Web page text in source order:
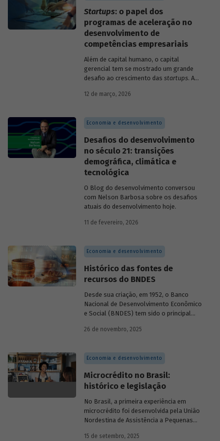
Startups: o papel dos
programas de aceleração no
desenvolvimento de
competências empresariais
Além de capital humano, o capital
gerencial tem se mostrado um grande
desafio ao crescimento das startups. A
como programas de aceleração têm
12 de março, 2026
Economia e desenvolvimento
Desafios do desenvolvimento
no século 21: transições
demográfica, climática e
tecnológica
O Blog do desenvolvimento conversou
com Nelson Barbosa sobre os desafios
atuais do desenvolvimento hoje.
11 de fevereiro, 2026
Economia e desenvolvimento
Histórico das fontes de
recursos do BNDES
Desde sua criação, em 1952, o Banco
Nacional de Desenvolvimento Econômico
e Social (BNDES) tem sido o principal
brasileiro, ocupando um espaço central
da Covid-19, e no combate à emergência
entanto, são necessárias sólidas fontes
de recursos.
26 de novembro, 2025
Economia e desenvolvimento
Microcrédito no Brasil:
histórico e legislação
No Brasil, a primeira experiência em
microcrédito foi desenvolvida pela União
Nordestina de Assistência a Pequenas
e Salvador (BA). Conhecida como
15 de setembro, 2025